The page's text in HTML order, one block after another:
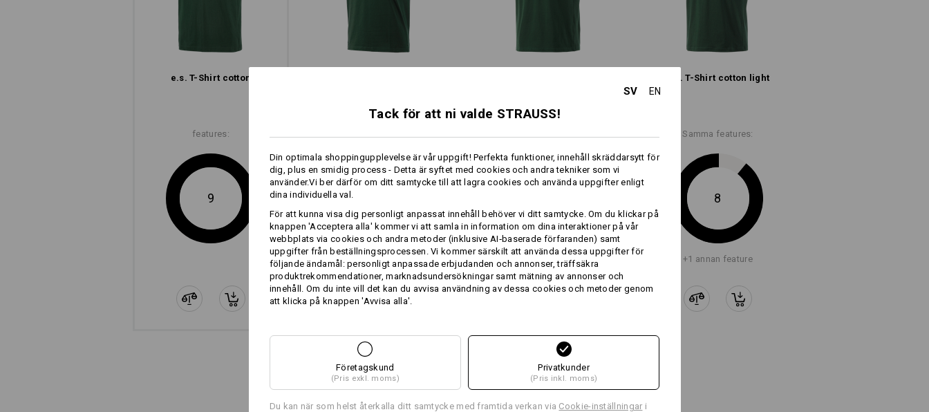
Beakta följande vid val av storlek:
Ren bomull kan krympa 3–5 %.
Designa själv
e.s. T-Shirt cotton e.s. T-shirt cotton, long fit
sportigt smal skärning i midjan, axlarna
e.s. T-shirt cotton, slim fit
e.s. T-Shirt cotton
features:
9
e.s. T-Shirt cotton light
+1 annan feature +1 annan feature
Samma features:
8
+1 annan feature
SV EN
Tack för att ni valde STRAUSS!
Din optimala shoppingupplevelse är vår uppgift! Perfekta funktioner, innehåll skräddarsytt för
dig, plus en smidig process - Detta är syftet med cookies och andra tekniker som vi
använder.Vi ber därför om ditt samtycke till att lagra cookies och använda uppgifter enligt
dina individuella val.
För att kunna visa dig personligt anpassat innehåll behöver vi ditt samtycke. Om du klickar på
knappen 'Acceptera alla' kommer vi att samla in information om dina interaktioner på vår
webbplats via cookies och andra metoder (inklusive AI‑baserade förfaranden) samt
uppgifter från beställningsprocessen. Vi kommer särskilt att använda dessa uppgifter för
följande ändamål: personligt anpassade erbjudanden och annonser, träffsäkra
produktrekommendationer, marknadsundersökningar samt mätning av annonser och
innehåll. Om du inte vill det kan du avvisa användning av dessa cookies och metoder genom
att klicka på knappen 'Avvisa alla'.
Företagskund
(Pris exkl. moms)
Privatkunder
(Pris inkl. moms)
Du kan när som helst återkalla ditt samtycke med framtida verkan via Cookie-inställningar i